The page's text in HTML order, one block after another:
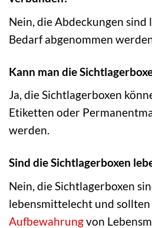
Nein, die Abdeckungen sind
Bedarf abgenommen
Kann man die
Ja, die Sichtlagerboxen
Etiketten oder
werden.
Sind die Sichtlagerboxen
Nein, die Sichtlagerboxen
lebensmittelecht und
Aufbewahrungvon